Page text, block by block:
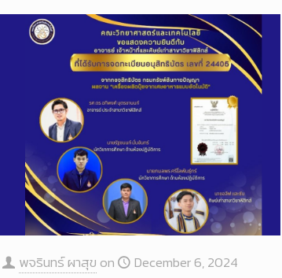
พจรินทร์ ผาสุข on December 6, 2024